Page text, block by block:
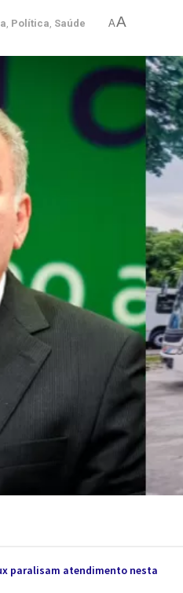
, Política, Saúde AA
paralisam atendimento nesta